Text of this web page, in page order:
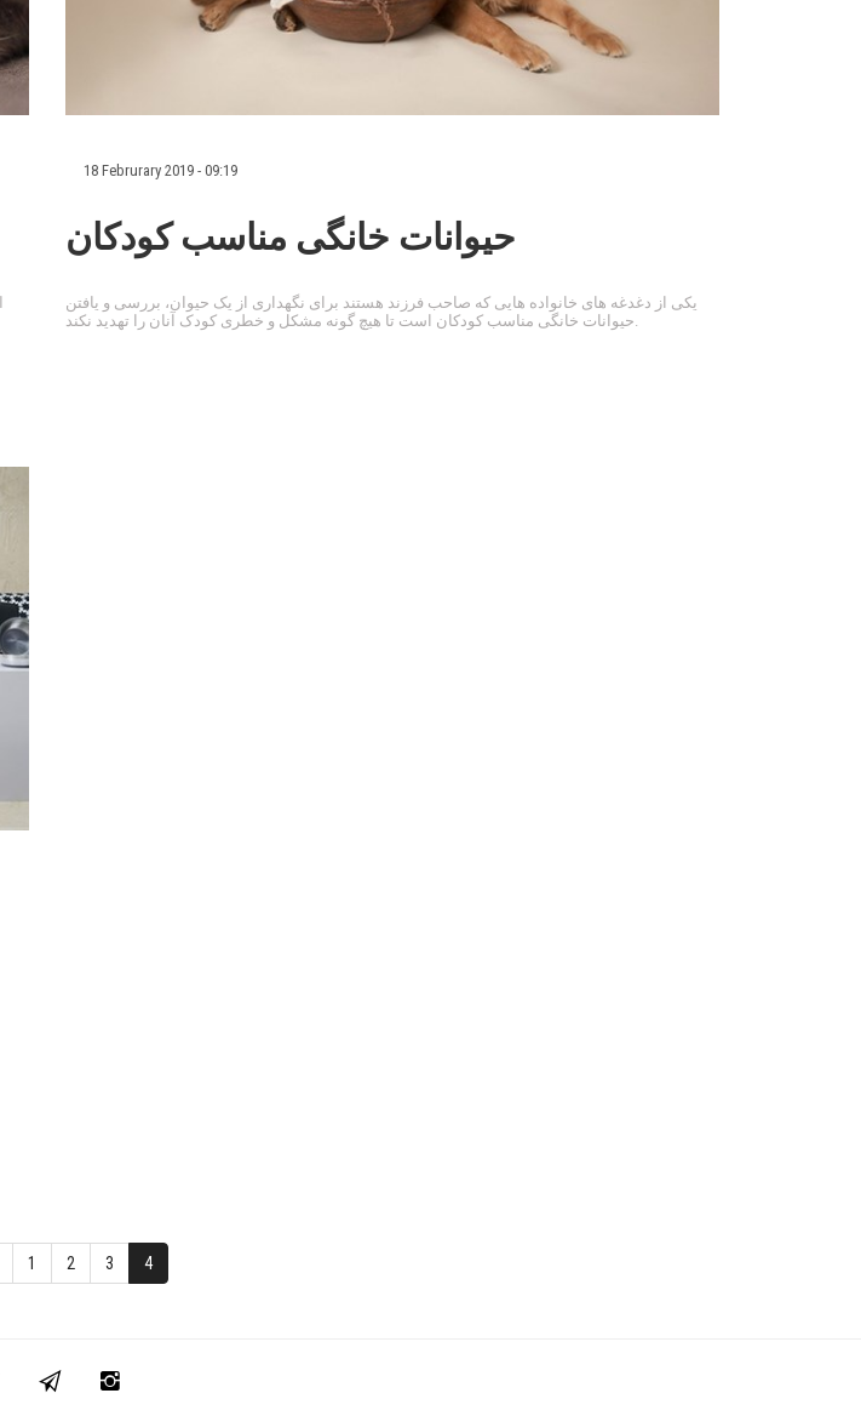
18 Februrary 2019 - 09:19
حیوانات خانگی مناسب کودکان
یکی از دغدغه های خانواده هایی که صاحب فرزند هستند برای نگهداری از یک حیوان، بررسی و یافتن
حیوانات خانگی مناسب کودکان است تا هیچ گونه مشکل و خطری کودک آنان را تهدید نکند.
1 2 3 4